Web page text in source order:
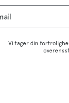
Vi tager din